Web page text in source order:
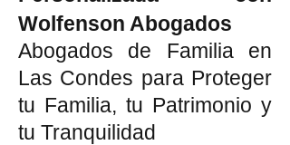
Wolfenson Abogados
Abogados de Familia en
Las Condes para Proteger
tu Familia, tu Patrimonio y
tu Tranquilidad